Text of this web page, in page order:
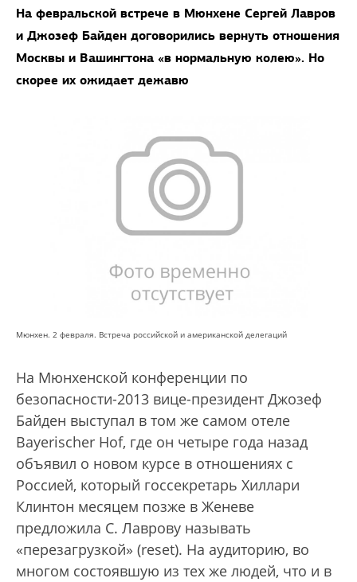
На февральской встрече в Мюнхене Сергей Лавров
и Джозеф Байден договорились вернуть отношения
Москвы и Вашингтона «в нормальную колею». Но
скорее их ожидает дежавю
Мюнхен. 2 февраля. Встреча российской и американской делегаций
На Мюнхенской конференции по
безопасности-2013 вице-президент Джозеф
Байден выступал в том же самом отеле
Bayerischer Hof, где он четыре года назад
объявил о новом курсе в отношениях с
Россией, который госсекретарь Хиллари
Клинтон месяцем позже в Женеве
предложила С. Лаврову называть
«перезагрузкой» (reset). На аудиторию, во
многом состоявшую из тех же людей, что и в